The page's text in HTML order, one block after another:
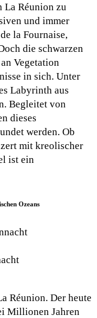
La Réunion zu
und immer
la Fournaise,
die schwarzen
Vegetation
in sich. Unter
Labyrinth aus
Begleitet von
dieses
werden. Ob
mit kreolischer
ist ein
Ozeans
Réunion. Der heute
Millionen Jahren